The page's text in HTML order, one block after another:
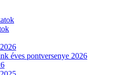
éves pontversenye 2026